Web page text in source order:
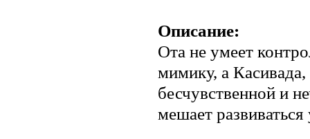
Описание:
Ота не умеет
мимику, а
бесчувственной и
мешает